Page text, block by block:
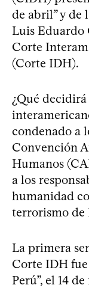
de abril” y de
Luis Eduardo
Corte
(Corte IDH).
¿Qué
condenado a
Convención
Humanos
a los
humanidad
terrorismo de
La primera
Corte IDH fue
Perú”, el 14